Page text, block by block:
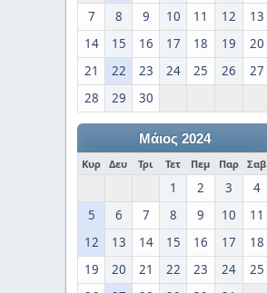
7
8 9 10 11 12
13
14
15 16 17 18 19
20
21
22 23 24 25 26
27
28
29 30
Μάιος 2024
Κυρ Δευ Τρι Τετ Πεμ Παρ Σαβ
1 2 3
4
5
6 7 8 9 10
11
12
13 14 15 16 17
18
19
20 21 22 23 24
25